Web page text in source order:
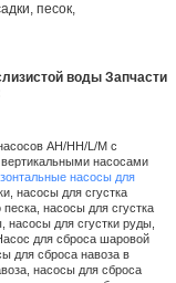
песок,
воды Запчасти
AH/HH/L/M с
насосами
насосы для
насосы для сгустка
насосы для сгустка
насосы для сгустки руды,
для сброса шаровой
для сброса навоза в
насосы для сброса